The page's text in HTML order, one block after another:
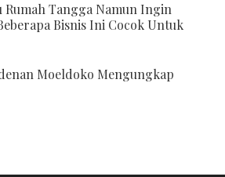
Rumah Tangga Namun Ingin
Bisnis Ini Cocok Untuk
Moeldoko Mengungkap